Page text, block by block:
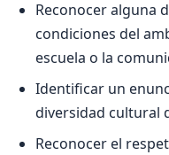
Reconocer alguna
condiciones del
escuela o la
Identificar un
diversidad cultural
Reconocer el